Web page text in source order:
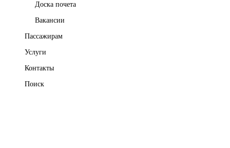
Доска почета
Вакансии
Пассажирам
Услуги
Контакты
Поиск